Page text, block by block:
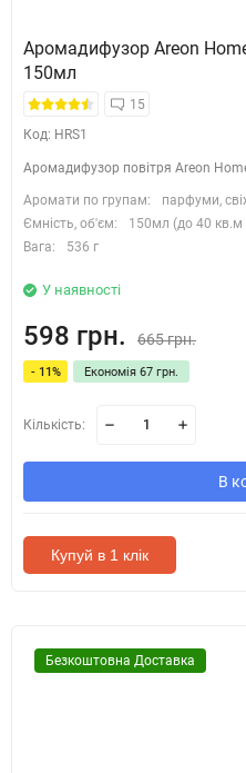
Аромадифузор Areon
150мл
15
Код: HRS1
Аромадифузор повітря Areon
Аромати по групам:
парфуми,
Ємність, об'єм:
150мл (до 40 кв.м
Вага:
536 г
У наявності
598 грн. 665 грн.
- 11% Економія 67 грн.
Кількість:
В
Купуй в 1 клік
Безкоштовна Доставка